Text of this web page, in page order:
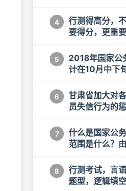
4
行测得高分，
要得分，更重
5
2018年国家公
计在10月中下
6
甘肃省加大对
员失信行为的
7
什么是国家公
范围是什么？
8
行测考试，言
题型，逻辑填